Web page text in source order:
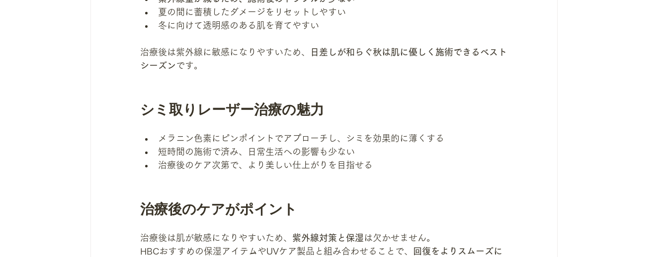
夏の間に蓄積したダメージをリセットしやすい
冬に向けて透明感のある肌を育てやすい
治療後は紫外線に敏感になりやすいため、
日差しが和らぐ秋は肌に優しく施術できるベスト
シーズン です。
シミ取りレーザー治療の魅力
メラニン色素にピンポイントでアプローチし、シミを効果的に薄くする
短時間の施術で済み、日常生活への影響も少ない
治療後のケア次第で、より美しい仕上がりを目指せる
治療後のケアがポイント
治療後は肌が敏感になりやすいため、 紫外線対策と保湿は欠かせません。
HBCおすすめの保湿アイテムやUVケア製品と組み合わせることで、
回復をよりスムーズに